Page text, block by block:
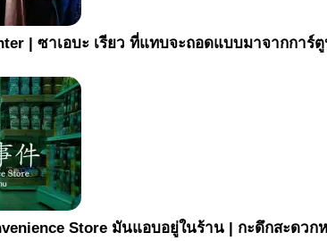
| ซาเอบะ เรียว ที่แทบจะถอดแบบมาจากการ์
Store มันแอบอยู่ในร้าน | กะดึกสะดวก